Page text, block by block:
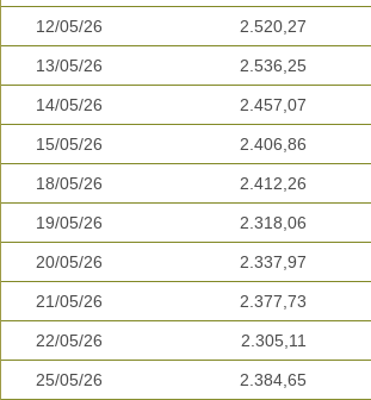
12/05/26 2.520,27
13/05/26 2.536,25
14/05/26 2.457,07
15/05/26 2.406,86
18/05/26 2.412,26
19/05/26 2.318,06
20/05/26 2.337,97
21/05/26 2.377,73
22/05/26 2.305,11
25/05/26 2.384,65